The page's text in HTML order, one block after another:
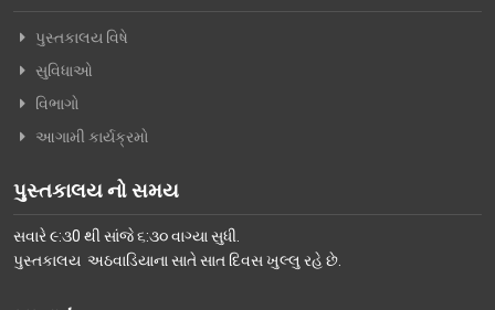
કર્મચારીગણ
ગેલેરી
ફોટો ગેલરી
પુસ્તકાલય વિષે
સુવિધાઓ
વિભાગો
આગામી કાર્યક્રમો
પુસ્તકાલય નો સમય
સવારે ૯:૩0 થી સાંજે ૬:૩૦ વાગ્યા સુધી.
પુસ્તકાલય અઠવાડિયાના સાતે સાત દિવસ ખુલ્લુ રહે છે.